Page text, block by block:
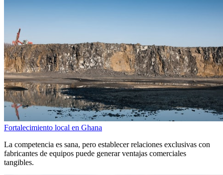
Fortalecimiento local en Ghana
La competencia es sana, pero establecer relaciones exclusivas con
fabricantes de equipos puede generar ventajas comerciales
tangibles.